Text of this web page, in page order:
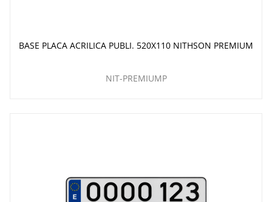
BASE PLACA ACRILICA PUBLI. 520X110 NITHSON PREMIUM
NIT-PREMIUMP